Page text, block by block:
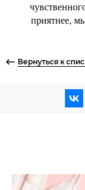
приятнее,
Вернуться к